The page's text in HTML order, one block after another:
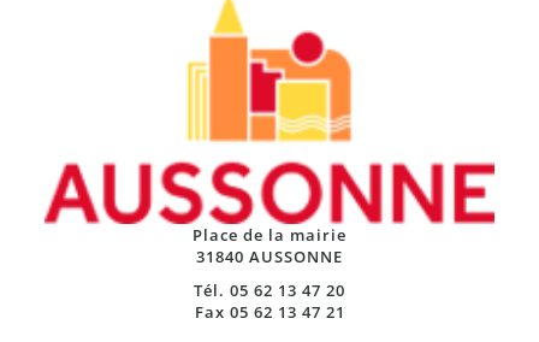
Place de la mairie
31840 AUSSONNE
Tél. 05 62 13 47 20
Fax 05 62 13 47 21